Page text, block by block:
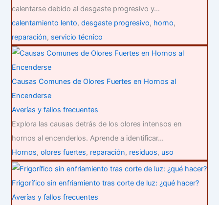
calentarse debido al desgaste progresivo y…
calentamiento lento,desgaste progresivo, horno,
reparación, servicio técnico
Causas Comunes de Olores Fuertes en Hornos al
Encenderse
Averías y fallos frecuentes
Explora las causas detrás de los olores intensos en
hornos al encenderlos. Aprende a identificar…
Hornos,olores fuertes, reparación, residuos, uso
Frigorífico sin enfriamiento tras corte de luz: ¿qué hacer?
Averías y fallos frecuentes